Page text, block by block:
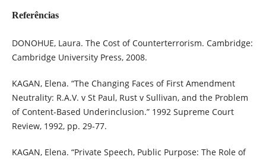
Referências
DONOHUE, Laura. The Cost of Counterterrorism. Cambridge:
Cambridge University Press, 2008.
KAGAN, Elena. “The Changing Faces of First Amendment
Neutrality: R.A.V. v St Paul, Rust v Sullivan, and the Problem
of Content-Based Underinclusion.” 1992 Supreme Court
Review, 1992, pp. 29-77.
KAGAN, Elena. “Private Speech, Public Purpose: The Role of